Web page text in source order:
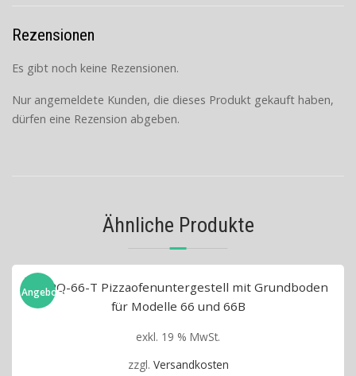
Rezensionen
Es gibt noch keine Rezensionen.
Nur angemeldete Kunden, die dieses Produkt gekauft haben,
dürfen eine Rezension abgeben.
Ähnliche Produkte
Angebot!
exkl. 19 % MwSt.
zzgl. Versandkosten